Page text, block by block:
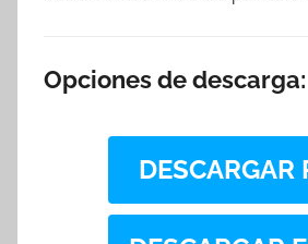
Opciones de descarga:
DESCARGAR